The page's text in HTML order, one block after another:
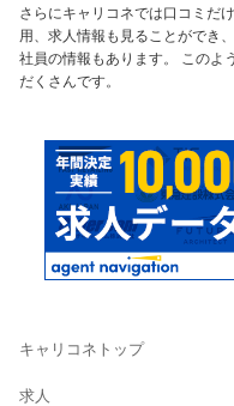
さらにキャリコネでは口コミだ
用、求人情報も見ることができ
社員の情報もあります。 このよ
だくさんです。
キャリコネトップ
求人